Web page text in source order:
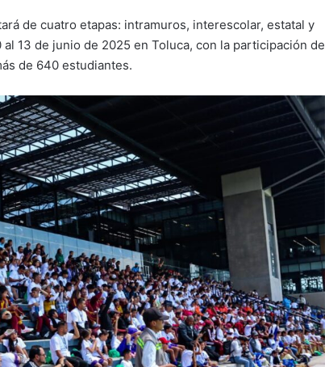
de cuatro etapas: intramuros, interescolar, estatal y
13 de junio de 2025 en Toluca, con la participación de
de 640 estudiantes.